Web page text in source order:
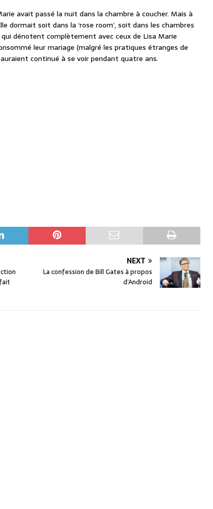
avait passé la nuit dans la chambre à coucher. Mais à
dormait soit dans la ‘rose room’, soit dans les chambres
qui dénotent complètement avec ceux de Lisa Marie
leur mariage (malgré les pratiques étranges de
continué à se voir pendant quatre ans.
NEXT
La confession de Bill Gates à propos
d’Android